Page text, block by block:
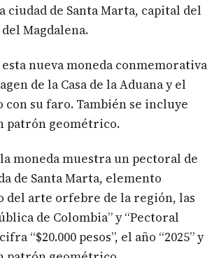
ciudad de Santa Marta, capital del
Magdalena.
esta nueva moneda conmemorativa
de la Casa de la Aduana y el
su faro. También se incluye
patrón geométrico.
moneda muestra un pectoral de
de Santa Marta, elemento
del arte orfebre de la región, las
de Colombia” y “Pectoral
“$20.000 pesos”, el año “2025” y